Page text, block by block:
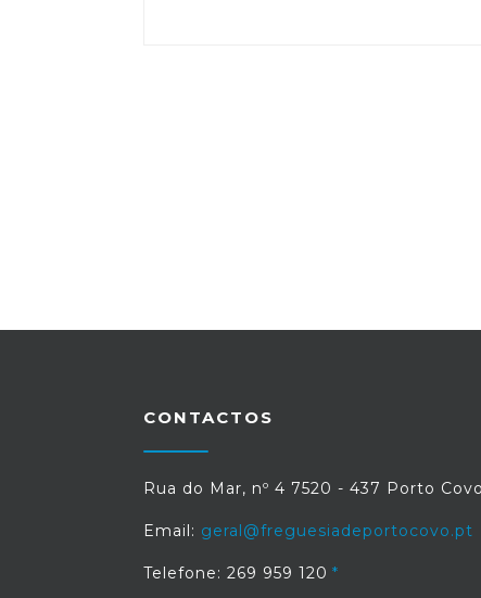
CONTACTOS
Rua do Mar, nº 4 7520 - 437 Porto Covo
Email: geral@freguesiadeportocovo.pt
Telefone: 269 959 120